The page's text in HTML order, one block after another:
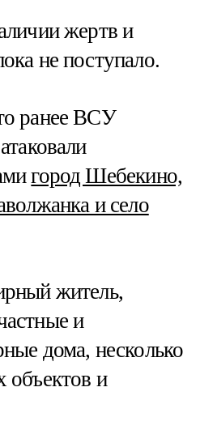
жертв и
не поступало.
ранее ВСУ
город Шебекино,
и село
житель,
и
дома, несколько
объектов и